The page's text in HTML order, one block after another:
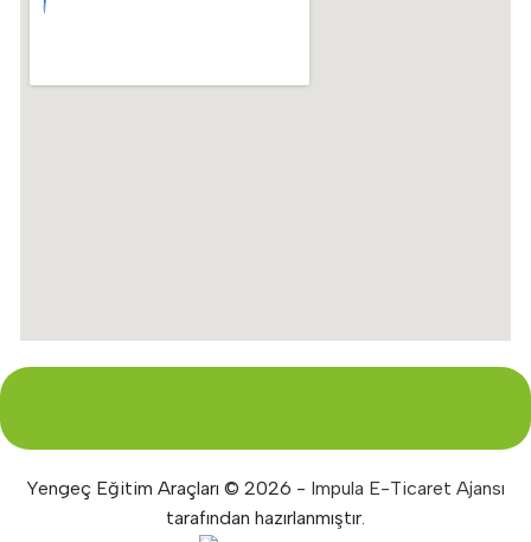
Yengeç Eğitim Araçları © 2026 - Impula E-Ticaret Ajansı
tarafından hazırlanmıştır.